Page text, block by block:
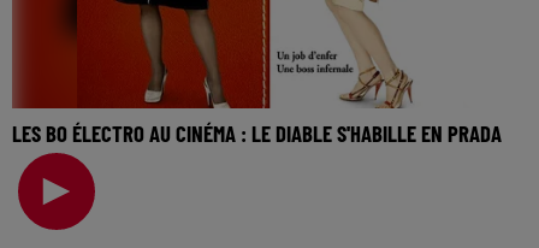
LES BO ÉLECTRO AU CINÉMA : LE DIABLE S'HABILLE EN PRADA
La music story du jour c’est celle des BO électro au
cinéma… On va revenir sur cette semaine, sur to